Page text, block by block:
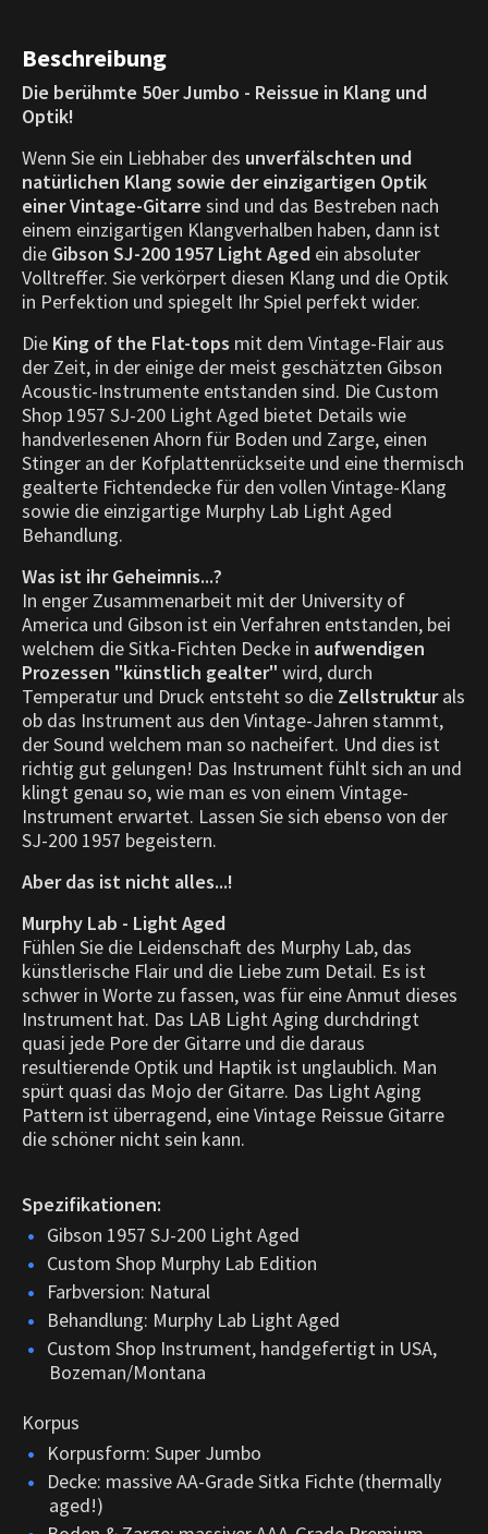
Beschreibung
Die berühmte 50er Jumbo - Reissue in Klang und
Optik!
Wenn Sie ein Liebhaber des unverfälschten und
natürlichen Klang sowie der einzigartigen Optik
einer Vintage-Gitarre sind und das Bestreben nach
einem einzigartigen Klangverhalben haben, dann ist
die Gibson SJ-200 1957 Light Aged ein absoluter
Volltreffer. Sie verkörpert diesen Klang und die Optik
in Perfektion und spiegelt Ihr Spiel perfekt wider.
Die King of the Flat-tops mit dem Vintage-Flair aus
der Zeit, in der einige der meist geschätzten Gibson
Acoustic-Instrumente entstanden sind. Die Custom
Shop 1957 SJ-200 Light Aged bietet Details wie
handverlesenen Ahorn für Boden und Zarge, einen
Stinger an der Kofplattenrückseite und eine thermisch
gealterte Fichtendecke für den vollen Vintage-Klang
sowie die einzigartige Murphy Lab Light Aged
Behandlung.
Was ist ihr Geheimnis...?
In enger Zusammenarbeit mit der University of
America und Gibson ist ein Verfahren entstanden, bei
welchem die Sitka-Fichten Decke in aufwendigen
Prozessen "künstlich gealter" wird, durch
Temperatur und Druck entsteht so die Zellstrukturals
ob das Instrument aus den Vintage-Jahren stammt,
der Sound welchem man so nacheifert. Und dies ist
richtig gut gelungen! Das Instrument fühlt sich an und
klingt genau so, wie man es von einem Vintage-
Instrument erwartet. Lassen Sie sich ebenso von der
SJ-200 1957 begeistern.
Aber das ist nicht alles...!
Murphy Lab - Light Aged
Fühlen Sie die Leidenschaft des Murphy Lab, das
künstlerische Flair und die Liebe zum Detail. Es ist
schwer in Worte zu fassen, was für eine Anmut dieses
Instrument hat. Das LAB Light Aging durchdringt
quasi jede Pore der Gitarre und die daraus
resultierende Optik und Haptik ist unglaublich. Man
spürt quasi das Mojo der Gitarre. Das Light Aging
Pattern ist überragend, eine Vintage Reissue Gitarre
die schöner nicht sein kann.
Spezifikationen:
Gibson 1957 SJ-200 Light Aged
Custom Shop Murphy Lab Edition
Farbversion: Natural
Behandlung: Murphy Lab Light Aged
Custom Shop Instrument, handgefertigt in USA,
Bozeman/Montana
Korpus
Korpusform: Super Jumbo
Decke: massive AA-Grade Sitka Fichte (thermally
aged!)